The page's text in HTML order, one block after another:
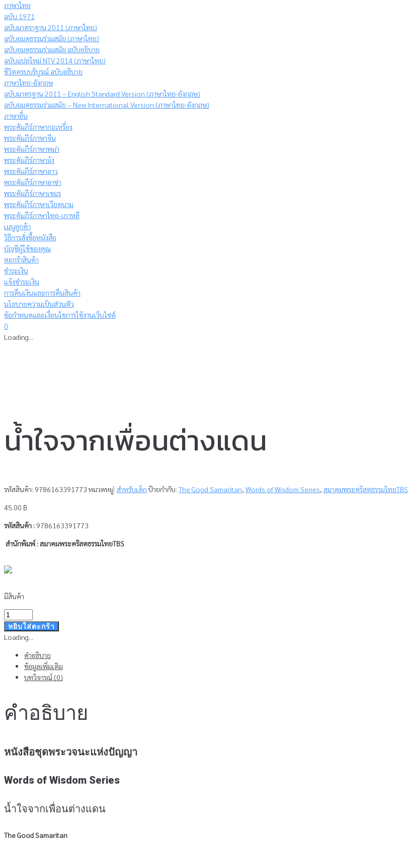
ภาษาไทย
ฉบับ 1971
ฉบับมาตราฐาน 2011 (ภาษาไทย)
ฉบับอมตธรรมร่วมสมัย (ภาษาไทย)
ฉบับอมตธรรมร่วมสมัย ฉบับอธิบาย
ฉบับแปลใหม่ NTV 2014 (ภาษาไทย)
ชีวิตครบบริบูรณ์ ฉบับอธิบาย
ภาษาไทย-อังกฤษ
ฉบับมาตรฐาน 2011 – English Standard Version (ภาษาไทย-อังกฤษ)
ฉบับอมตธรรมร่วมสมัย – New International Version (ภาษาไทย-อังกฤษ)
ภาษาอื่น
พระคัมภีร์ภาษากะเหรี่ยง
พระคัมภีร์ภาษาจีน
พระคัมภีร์ภาษาพม่า
พระคัมภีร์ภาษาม้ง
พระคัมภีร์ภาษาลาว
พระคัมภีร์ภาษาอาข่า
พระคัมภีร์ภาษาเขมร
พระคัมภีร์ภาษาเวียดนาม
พระคัมภีร์ภาษาไทย-เกาหลี
เมนูลูกค้า
วิธีการสั่งซื้อหนังสือ
บัญชีผู้ใช้ของคุณ
ตะกร้าสินค้า
ชำระเงิน
แจ้งชำระเงิน
การคืนเงินและการคืนสินค้า
นโยบายความเป็นส่วนตัว
ข้อกำหนดและเงื่อนไขการใช้งานเว็บไซต์
0
Loading...
น้ำใจจากเพื่อนต่างแดน
รหัสสินค้า: 9786163391773 หมวดหมู่: สำหรับเด็ก ป้ายกำกับ: The Good Samaritan, Words of Wisdom Series, สมาคมพระคริสตธรรมไทยTBS
45.00 ฿
รหัสสินค้า : 9786163391773
สำนักพิมพ์ :สมาคมพระคริสตธรรมไทยTBS
มีสินค้า
จำนวน
น้ำใจ
จาก
แดน
หยิบใส่ตะกร้า
Loading...
คำอธิบาย
ข้อมูลเพิ่มเติม
บทวิจารณ์ (0)
คำอธิบาย
หนังสือชุดพระวจนะแห่งปัญญา
Words of Wisdom Series
น้ำใจจากเพื่อนต่างแดน
The Good Samaritan